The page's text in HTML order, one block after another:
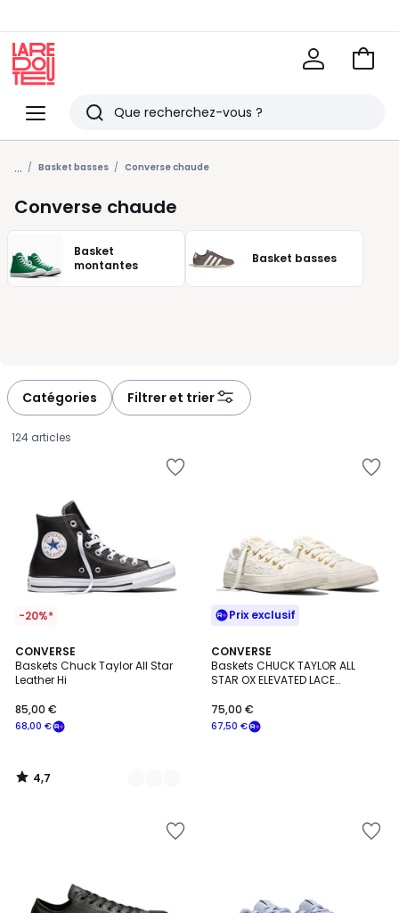
Menu
Redoute
Rechercher
Derniers
articles
vus
Voir
... Basket basses Converse chaude
Converse chaude
Basket
montantes
Basket basses
Catégories Filtrer et trier
124 articles
-20%*
CONVERSE
Baskets Chuck Taylor All Star
Leather Hi
€
souscrivez
notre
programme
68,00 €
85,00 €
4,7
/ 5
2
Couleurs
4,7
/
Prix exclusif
CONVERSE
Baskets CHUCK TAYLOR ALL
STAR OX ELEVATED LACE
67,50 €
75,00 €